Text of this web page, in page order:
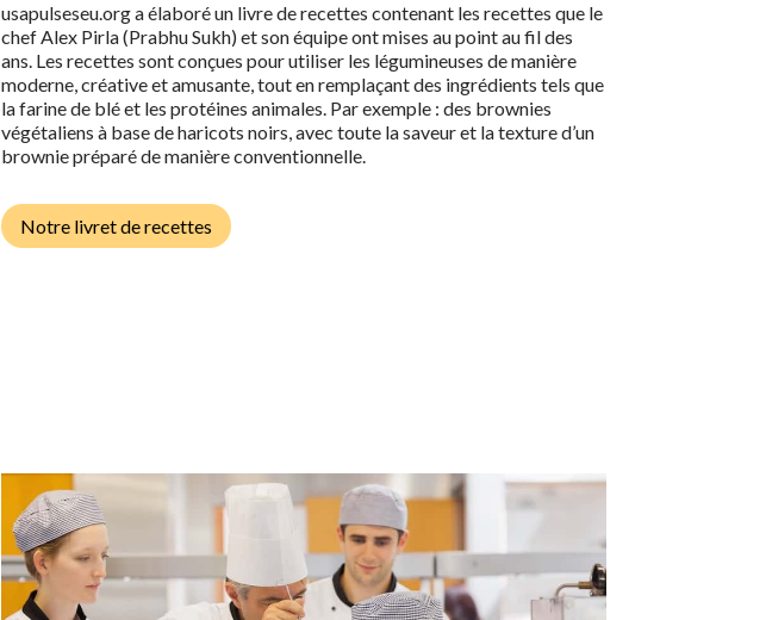
usapulseseu.org a élaboré un livre de recettes contenant les recettes que le
chef Alex Pirla (Prabhu Sukh) et son équipe ont mises au point au fil des
ans. Les recettes sont conçues pour utiliser les légumineuses de manière
moderne, créative et amusante, tout en remplaçant des ingrédients tels que
la farine de blé et les protéines animales. Par exemple : des brownies
végétaliens à base de haricots noirs, avec toute la saveur et la texture d’un
brownie préparé de manière conventionnelle.
Notre livret de recettes